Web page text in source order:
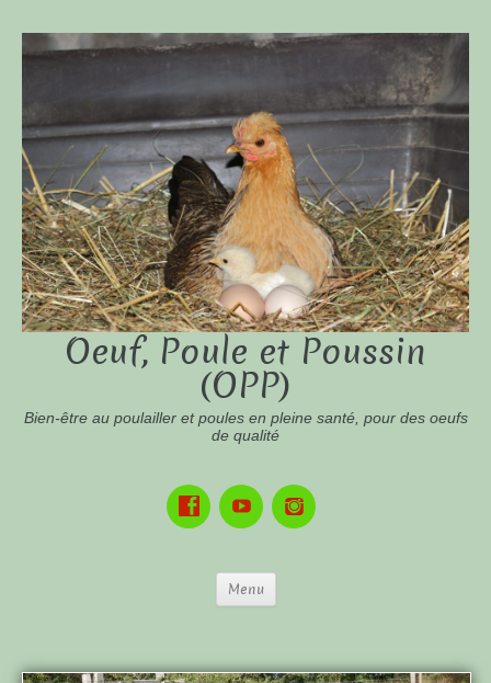
Oeuf, Poule et Poussin
(OPP)
Bien-être au poulailler et poules en pleine santé, pour des oeufs
de qualité
Menu